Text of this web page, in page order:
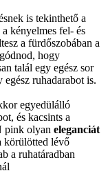
is tekinthető a
kényelmes fel- és
a fürdőszobában a
hogy
talál egy egész sor
ruhadarabot is.
egyedülálló
és kacsints a
pink olyan eleganciát
körülötted lévő
a ruhatáradban